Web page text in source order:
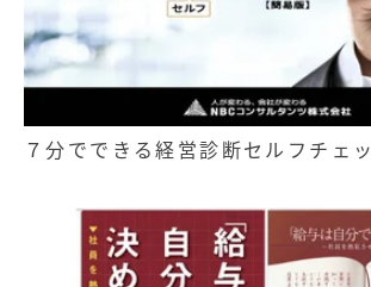
７分でできる経営診断セルフチェ